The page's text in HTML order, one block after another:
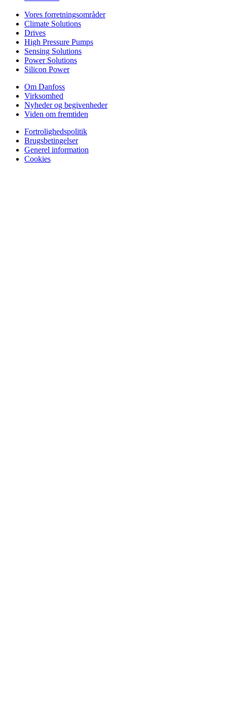
Vores forretningsområder
Climate Solutions
Drives
High Pressure Pumps
Sensing Solutions
Power Solutions
Silicon Power
Om Danfoss
Virksomhed
Nyheder og begivenheder
Viden om fremtiden
Fortrolighedspolitik
Brugsbetingelser
Generel information
Cookies